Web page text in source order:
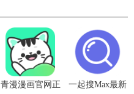
青漫漫画官网正
一起搜Max最新